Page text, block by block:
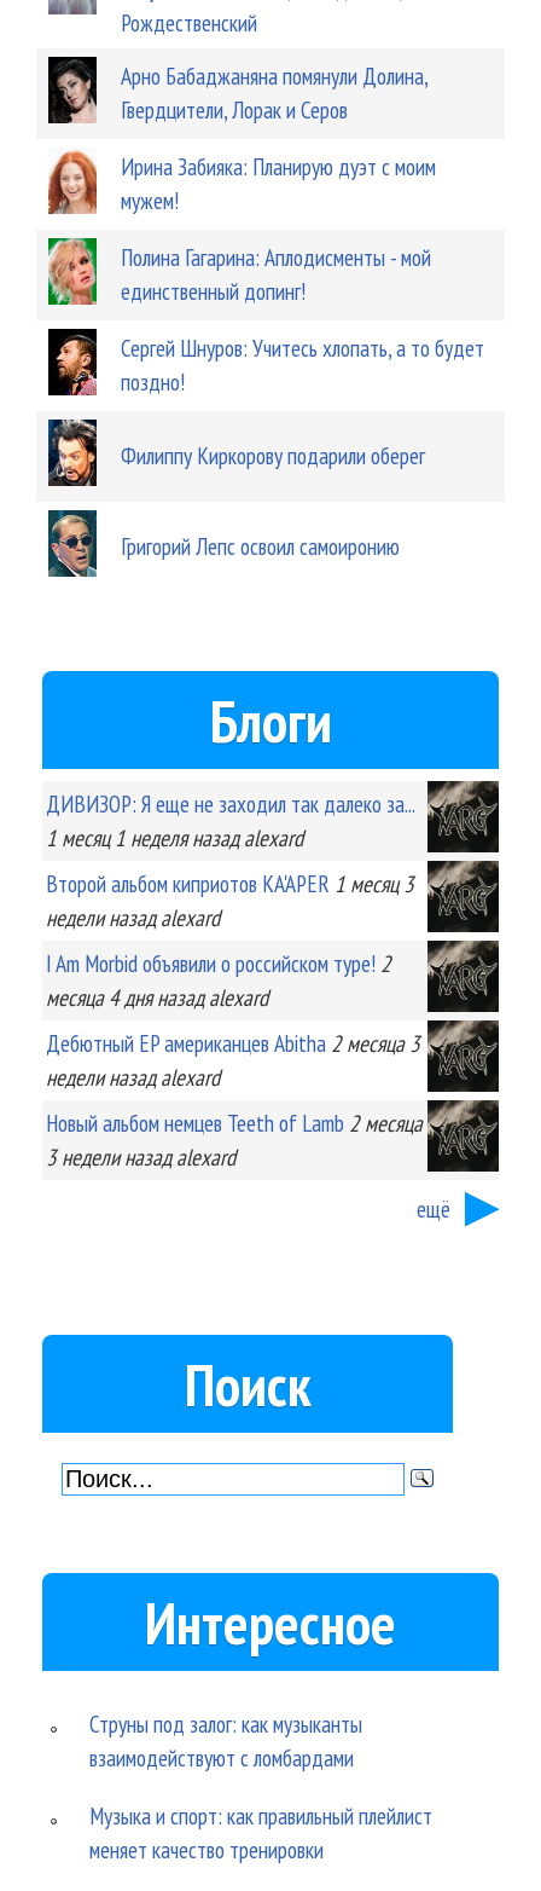
Рождественский
Арно Бабаджаняна помянули Долина,
Гвердцители, Лорак и Серов
Ирина Забияка: Планирую дуэт с моим
мужем!
Полина Гагарина: Аплодисменты - мой
единственный допинг!
Сергей Шнуров: Учитесь хлопать, а то будет
поздно!
Филиппу Киркорову подарили оберег
Григорий Лепс освоил самоиронию
Блоги
ДИВИЗОР: Я еще не заходил так далеко за...
1 месяц 1 неделяназад alexard
Второй альбом киприотов KA'APER 1 месяц 3
неделиназад alexard
I Am Morbid объявили о российском туре! 2
месяца 4 дняназад alexard
Дебютный EP американцев Abitha 2 месяца 3
неделиназад alexard
Новый альбом немцев Teeth of Lamb 2 месяца
3 неделиназад alexard
ещё
Поиск
Интересное
Струны под залог: как музыканты
взаимодействуют с ломбардами
Музыка и спорт: как правильный плейлист
меняет качество тренировки